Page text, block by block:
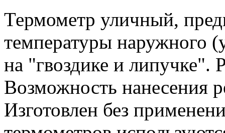
Термометр уличный,
температуры наружного
на "гвоздике и
Возможность нанесения
Изготовлен без